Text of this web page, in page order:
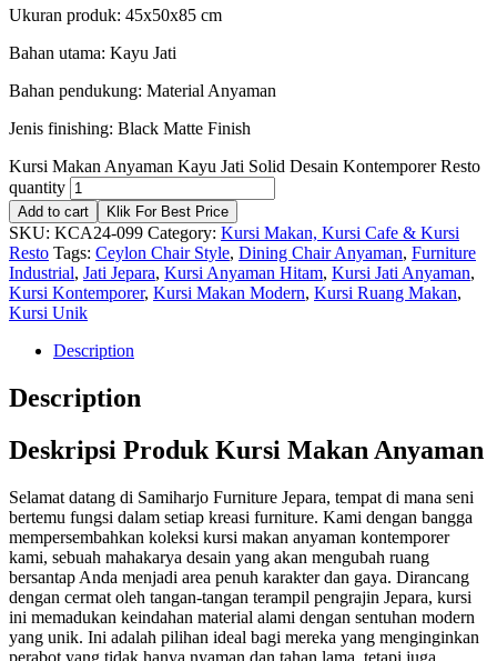
Ukuran produk: 45x50x85 cm
Bahan utama: Kayu Jati
Bahan pendukung: Material Anyaman
Jenis finishing: Black Matte Finish
Kursi Makan Anyaman Kayu Jati Solid Desain Kontemporer Resto
quantity
Add to cart Klik For Best Price
SKU: KCA24-099 Category: Kursi Makan, Kursi Cafe & Kursi
Resto Tags: Ceylon Chair Style, Dining Chair Anyaman, Furniture
Industrial, Jati Jepara, Kursi Anyaman Hitam, Kursi Jati Anyaman,
Kursi Kontemporer, Kursi Makan Modern, Kursi Ruang Makan,
Kursi Unik
Description
Description
Deskripsi Produk Kursi Makan Anyaman
Selamat datang di Samiharjo Furniture Jepara, tempat di mana seni
bertemu fungsi dalam setiap kreasi furniture. Kami dengan bangga
mempersembahkan koleksi kursi makan anyaman kontemporer
kami, sebuah mahakarya desain yang akan mengubah ruang
bersantap Anda menjadi area penuh karakter dan gaya. Dirancang
dengan cermat oleh tangan-tangan terampil pengrajin Jepara, kursi
ini memadukan keindahan material alami dengan sentuhan modern
yang unik. Ini adalah pilihan ideal bagi mereka yang menginginkan
perabot yang tidak hanya nyaman dan tahan lama, tetapi juga